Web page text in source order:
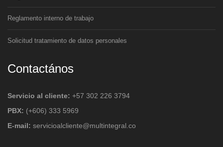
Reglamento interno de trabajo
Solicitud tratamiento de datos personales
Contactános
Servicio al cliente: +57 302 226 3794
PBX: (+606) 333 5969
E-mail: servicioalcliente@multintegral.co